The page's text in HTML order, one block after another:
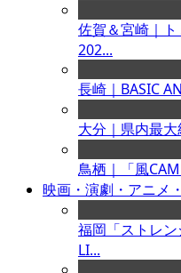
佐賀＆宮崎｜
202...
長崎｜BASIC
大分｜県内最
鳥栖｜「風
映画・演劇・アニメ
福岡「ストレン
LI...